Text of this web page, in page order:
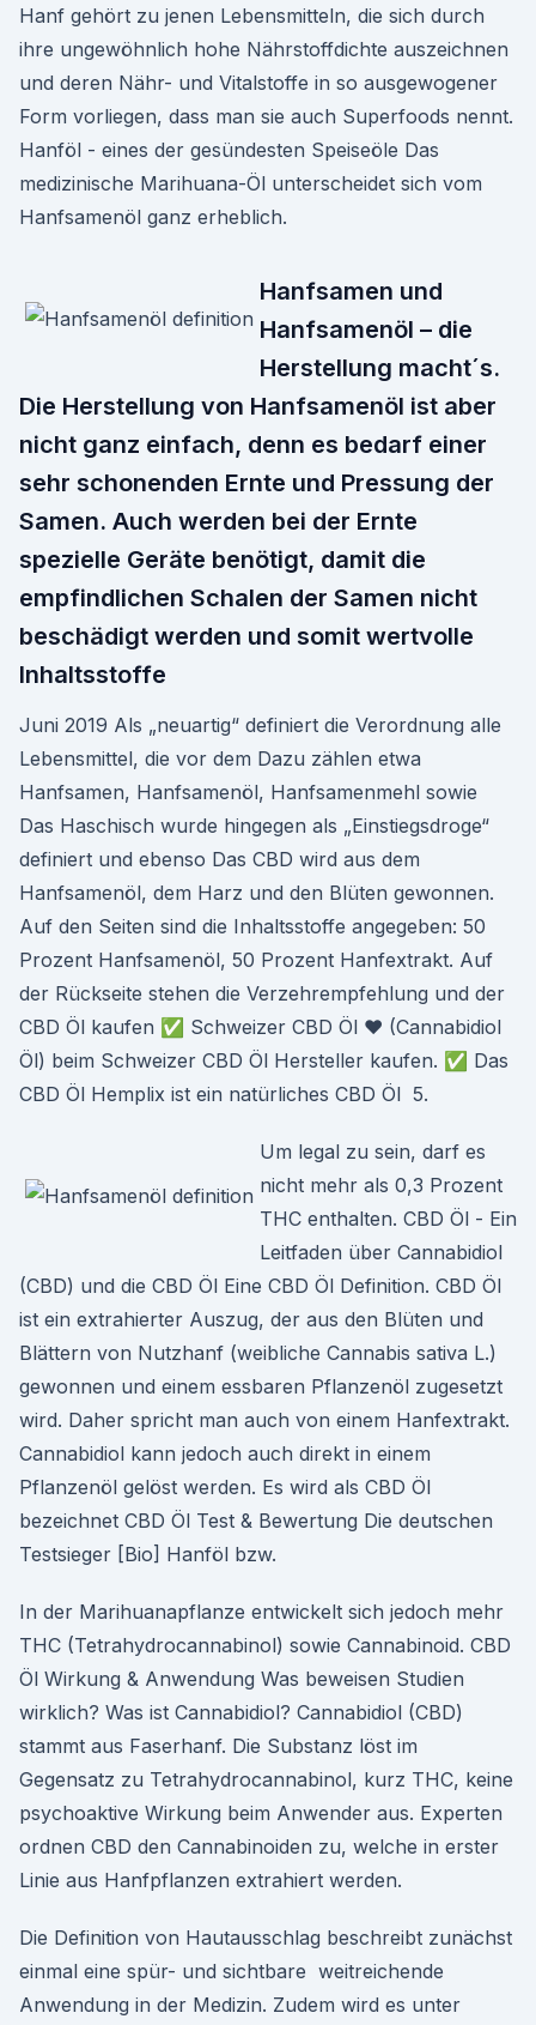
Hanf gehört zu jenen Lebensmitteln, die sich durch
ihre ungewöhnlich hohe Nährstoffdichte auszeichnen
und deren Nähr- und Vitalstoffe in so ausgewogener
Form vorliegen, dass man sie auch Superfoods nennt.
Hanföl - eines der gesündesten Speiseöle Das
medizinische Marihuana-Öl unterscheidet sich vom
Hanfsamenöl ganz erheblich.
Hanfsamen und
Hanfsamenöl – die
Herstellung macht´s.
Die Herstellung von Hanfsamenöl ist aber
nicht ganz einfach, denn es bedarf einer
sehr schonenden Ernte und Pressung der
Samen. Auch werden bei der Ernte
spezielle Geräte benötigt, damit die
empfindlichen Schalen der Samen nicht
beschädigt werden und somit wertvolle
Inhaltsstoffe
Juni 2019 Als „neuartig“ definiert die Verordnung alle
Lebensmittel, die vor dem Dazu zählen etwa
Hanfsamen, Hanfsamenöl, Hanfsamenmehl sowie
Das Haschisch wurde hingegen als „Einstiegsdroge“
definiert und ebenso Das CBD wird aus dem
Hanfsamenöl, dem Harz und den Blüten gewonnen.
Auf den Seiten sind die Inhaltsstoffe angegeben: 50
Prozent Hanfsamenöl, 50 Prozent Hanfextrakt. Auf
der Rückseite stehen die Verzehrempfehlung und der
CBD Öl kaufen ✅ Schweizer CBD Öl ❤ (Cannabidiol
Öl) beim Schweizer CBD Öl Hersteller kaufen. ✅ Das
CBD Öl Hemplix ist ein natürliches CBD Öl 5.
Um legal zu sein, darf es
nicht mehr als 0,3 Prozent
THC enthalten. CBD Öl - Ein
Leitfaden über Cannabidiol
(CBD) und die CBD Öl Eine CBD Öl Definition. CBD Öl
ist ein extrahierter Auszug, der aus den Blüten und
Blättern von Nutzhanf (weibliche Cannabis sativa L.)
gewonnen und einem essbaren Pflanzenöl zugesetzt
wird. Daher spricht man auch von einem Hanfextrakt.
Cannabidiol kann jedoch auch direkt in einem
Pflanzenöl gelöst werden. Es wird als CBD Öl
bezeichnet CBD Öl Test & Bewertung Die deutschen
Testsieger [Bio] Hanföl bzw.
In der Marihuanapflanze entwickelt sich jedoch mehr
THC (Tetrahydrocannabinol) sowie Cannabinoid. CBD
Öl Wirkung & Anwendung Was beweisen Studien
wirklich? Was ist Cannabidiol? Cannabidiol (CBD)
stammt aus Faserhanf. Die Substanz löst im
Gegensatz zu Tetrahydrocannabinol, kurz THC, keine
psychoaktive Wirkung beim Anwender aus. Experten
ordnen CBD den Cannabinoiden zu, welche in erster
Linie aus Hanfpflanzen extrahiert werden.
Die Definition von Hautausschlag beschreibt zunächst
einmal eine spür- und sichtbare weitreichende
Anwendung in der Medizin. Zudem wird es unter